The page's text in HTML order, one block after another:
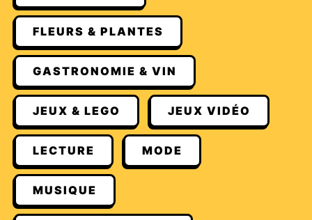
FLEURS & PLANTES
GASTRONOMIE & VIN
JEUX & LEGO JEUX VIDÉO
LECTURE MODE
MUSIQUE